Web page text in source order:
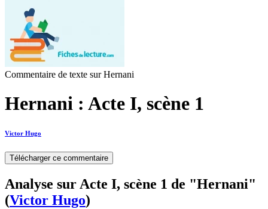
Commentaire de texte sur Hernani
Hernani : Acte I, scène 1
Victor Hugo
Télécharger ce commentaire
Analyse sur Acte I, scène 1 de "Hernani"
(Victor Hugo)